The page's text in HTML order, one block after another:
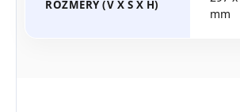
ROZMERY (V X Š X H)
mm